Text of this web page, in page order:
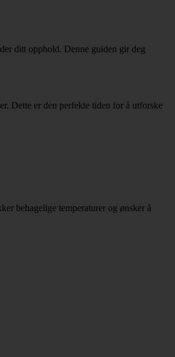
ditt opphold. Denne guiden gir deg
Dette er den perfekte tiden for å utforske
behagelige temperaturer og ønsker å